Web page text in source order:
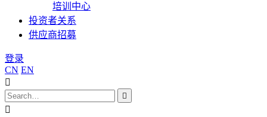
培训中心
投资者关系
供应商招募
登录
CN EN